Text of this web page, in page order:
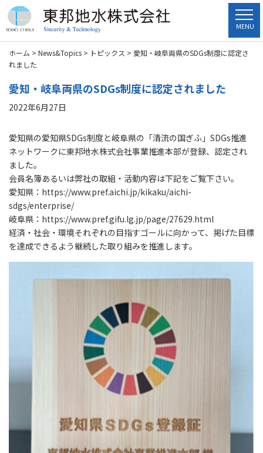
MENU
ホーム > News&Topics > トピックス > 愛知・岐阜両県のSDGs制度に認定さ
れました
愛知・岐阜両県のSDGs制度に認定されました
2022年6月27日
愛知県の愛知県SDGs制度と岐阜県の「清流の国ぎふ」SDGs推進
ネットワークに東邦地水株式会社事業推進本部が登録、認定され
ました。
会員名簿あるいは弊社の取組・活動内容は下記をご覧下さい。
愛知県：https://www.pref.aichi.jp/kikaku/aichi-
sdgs/enterprise/
岐阜県：https://www.pref.gifu.lg.jp/page/27629.html
経済・社会・環境それぞれの目指すゴールに向かって、掲げた目標
を達成できるよう継続した取り組みを推進します。